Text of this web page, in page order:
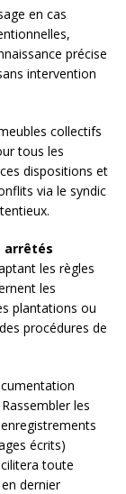
en cas
précise
intervention
collectifs
tous les
dispositions et
via le syndic
arrêtés
les règles
les
plantations ou
procédures de
les
écrits)
toute
dernier